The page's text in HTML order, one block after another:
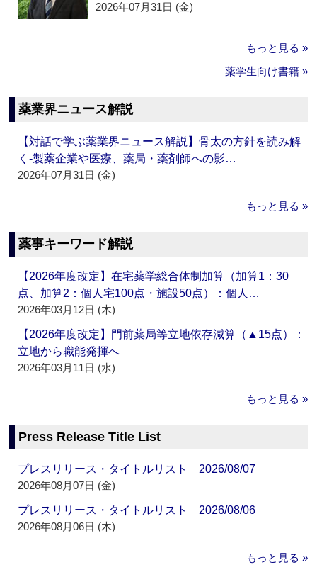
2026年07月31日 (金)
もっと見る »
薬学生向け書籍 »
薬業界ニュース解説
【対話で学ぶ薬業界ニュース解説】骨太の方針を読み解
く‐製薬企業や医療、薬局・薬剤師への影…
2026年07月31日 (金)
もっと見る »
薬事キーワード解説
【2026年度改定】在宅薬学総合体制加算（加算1：30
点、加算2：個人宅100点・施設50点）：個人…
2026年03月12日 (木)
【2026年度改定】門前薬局等立地依存減算（▲15点）：
立地から職能発揮へ
2026年03月11日 (水)
もっと見る »
Press Release Title List
プレスリリース・タイトルリスト 2026/08/07
2026年08月07日 (金)
プレスリリース・タイトルリスト 2026/08/06
2026年08月06日 (木)
もっと見る »